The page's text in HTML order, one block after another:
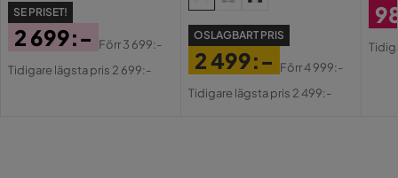
SE PRISET!
Pris
2 699:-
Original
Förr3 699:-
Tidigare lägsta pris 2 699:-
OSLAGBART PRIS
Pris
2 499:-
Original
Förr4 999:-
Tidigare lägsta pris 2 499:-